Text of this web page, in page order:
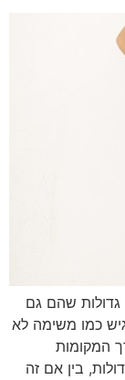
גדולות שהם גם
כמו משימה לא
המקומות
בין אם זה